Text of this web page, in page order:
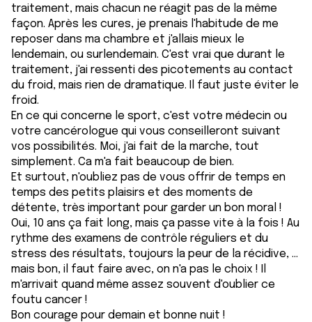
traitement, mais chacun ne réagit pas de la même
façon. Après les cures, je prenais l'habitude de me
reposer dans ma chambre et j'allais mieux le
lendemain, ou surlendemain. C'est vrai que durant le
traitement, j'ai ressenti des picotements au contact
du froid, mais rien de dramatique. Il faut juste éviter le
froid.
En ce qui concerne le sport, c'est votre médecin ou
votre cancérologue qui vous conseilleront suivant
vos possibilités. Moi, j'ai fait de la marche, tout
simplement. Ca m'a fait beaucoup de bien.
Et surtout, n'oubliez pas de vous offrir de temps en
temps des petits plaisirs et des moments de
détente, très important pour garder un bon moral !
Oui, 10 ans ça fait long, mais ça passe vite à la fois ! Au
rythme des examens de contrôle réguliers et du
stress des résultats, toujours la peur de la récidive, ...
mais bon, il faut faire avec, on n'a pas le choix ! Il
m'arrivait quand même assez souvent d'oublier ce
foutu cancer !
Bon courage pour demain et bonne nuit !